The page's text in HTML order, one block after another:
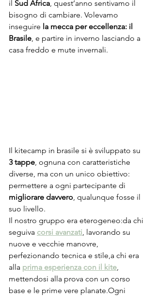
il Sud Africa , quest’anno sentivamo il
bisogno di cambiare. Volevamo
inseguire la mecca per eccellenza: il
Brasile , e partire in inverno lasciando a
casa freddo e mute invernali.
Il kitecamp in brasile si è sviluppato su
3 tappe, ognuna con caratteristiche
diverse, ma con un unico obiettivo:
permettere a ogni partecipante di
migliorare davvero, qualunque fosse il
suo livello.
Il nostro gruppo era eterogeneo:da chi
seguiva corsi avanzati, lavorando su
nuove e vecchie manovre,
perfezionando tecnica e stile,a chi era
alla prima esperienza con il kite,
mettendosi alla prova con un corso
base e le prime vere planate.Ogni